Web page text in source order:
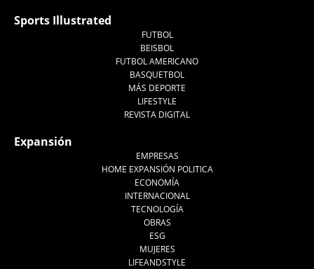
Sports Illustrated
FUTBOL
BEISBOL
FUTBOL AMERICANO
BASQUETBOL
MÁS DEPORTE
LIFESTYLE
REVISTA DIGITAL
Expansión
EMPRESAS
HOME EXPANSIÓN POLITICA
ECONOMÍA
INTERNACIONAL
TECNOLOGÍA
OBRAS
ESG
MUJERES
LIFEANDSTYLE